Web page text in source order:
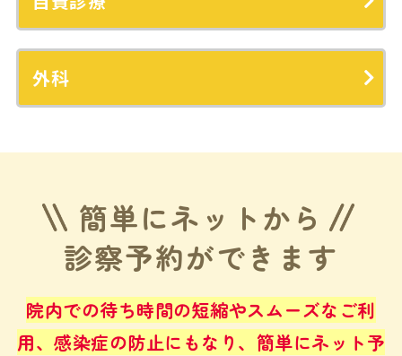
外科
簡単にネットから
診察予約ができます
院内での待ち時間の短縮やスムーズなご利
用、感染症の防止にもなり、 簡単にネット予